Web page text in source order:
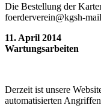
Die Bestellung der
foerderverein@kgsh-
11. April 2014
Wartungsarbeiten
Derzeit ist unsere
automatisierten Angriffen